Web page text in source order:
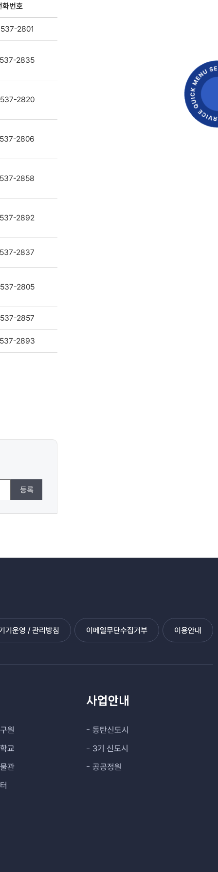
화번호
2801
2835
2820
2806
2858
2892
2837
2805
2857
2893
등록
기운영 / 관리방침 이메일무단수집거부 이용안내
원
교
관
사업안내
동탄신도시
3기 신도시
공공정원